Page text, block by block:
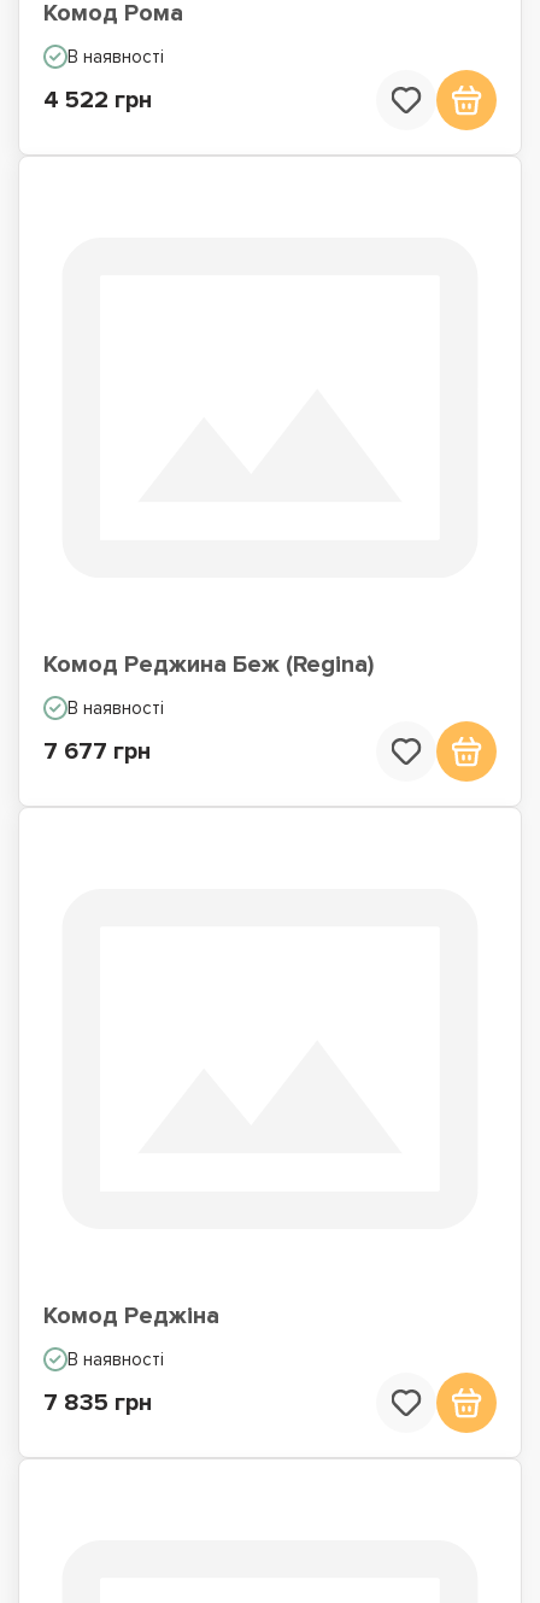
Комод Рома
В наявності
4 522 грн
Комод Реджина Беж (Regina)
В наявності
7 677 грн
Комод Реджіна
В наявності
7 835 грн